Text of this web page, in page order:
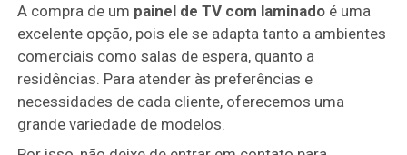
A compra de um painel de TV com laminado é uma
excelente opção, pois ele se adapta tanto a ambientes
comerciais como salas de espera, quanto a
residências. Para atender às preferências e
necessidades de cada cliente, oferecemos uma
grande variedade de modelos.